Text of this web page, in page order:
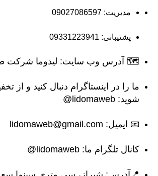
مدیریت: 09027086597
پشتیبانی: 09331223941
🗺 آدرس وب سایت: لیدوما شرکت
ما را در اینستاگرام دنبال کنید و از
شوید: lidomaweb@
📧 ایمیل: lidomaweb@gmail.com
کانال تلگرام ما: lidomaweb@